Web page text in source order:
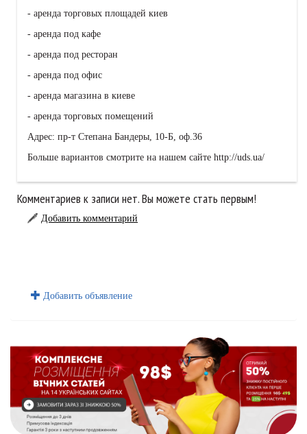
- аренда торговых площадей киев
- аренда под кафе
- аренда под ресторан
- аренда под офис
- аренда магазина в киеве
- аренда торговых помещений
Адрес: пр-т Степана Бандеры, 10-Б, оф.36
Больше вариантов смотрите на нашем сайте http://uds.ua/
Комментариев к записи нет. Вы можете стать первым!
Добавить комментарий
Добавить объявление